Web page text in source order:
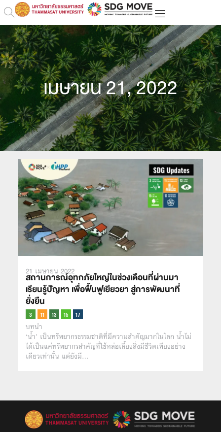
เมษายน 21, 2022
21 เมษายน 2022
สถานการณ์อุทกภัยใหญ่ในช่วงเดือนที่ผ่านมา
เรียนรู้ปัญหา เพื่อฟื้นฟูเยียวยา สู่การพัฒนาที่
ยั่งยืน
บทนำ
‘น้ำ’ เป็นทรัพยากรธรรมชาติที่มีความสำคัญมากในโลก น้ำไม่
ได้เป็นแค่ทรัพยากรสำคัญที่ใช้หล่อเลี้ยงสิ่งมีชีวิตเพียงอย่าง
เดียวเท่านั้น แต่ยังมี…